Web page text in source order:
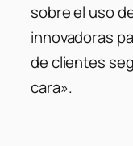
sobre el uso
innovadoras
de clientes
cara».